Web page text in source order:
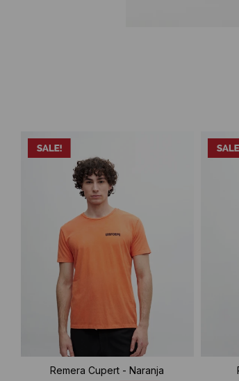
Remera Cupert - Naranja